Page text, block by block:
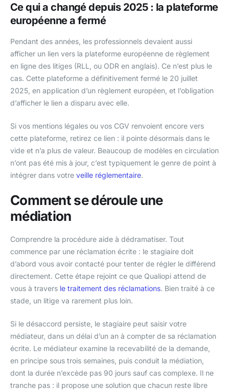
Ce qui a changé depuis 2025 : la plateforme
européenne a fermé
Pendant des années, les professionnels devaient aussi
afficher un lien vers la plateforme européenne de règlement
en ligne des litiges (RLL, ou ODR en anglais). Ce n’est plus le
cas. Cette plateforme a définitivement fermé le 20 juillet
2025, en application d’un règlement européen, et l’obligation
d’afficher le lien a disparu avec elle.
Si vos mentions légales ou vos CGV renvoient encore vers
cette plateforme, retirez ce lien : il pointe désormais dans le
vide et n’a plus de valeur. Beaucoup de modèles en circulation
n’ont pas été mis à jour, c’est typiquement le genre de point à
intégrer dans votre veille réglementaire.
Comment se déroule une
médiation
Comprendre la procédure aide à dédramatiser. Tout
commence par une réclamation écrite : le stagiaire doit
d’abord vous avoir contacté pour tenter de régler le différend
directement. Cette étape rejoint ce que Qualiopi attend de
vous à travers le traitement des réclamations. Bien traité à ce
stade, un litige va rarement plus loin.
Si le désaccord persiste, le stagiaire peut saisir votre
médiateur, dans un délai d’un an à compter de sa réclamation
écrite. Le médiateur examine la recevabilité de la demande,
en principe sous trois semaines, puis conduit la médiation,
dont la durée n’excède pas 90 jours sauf cas complexe. Il ne
tranche pas : il propose une solution que chacun reste libre